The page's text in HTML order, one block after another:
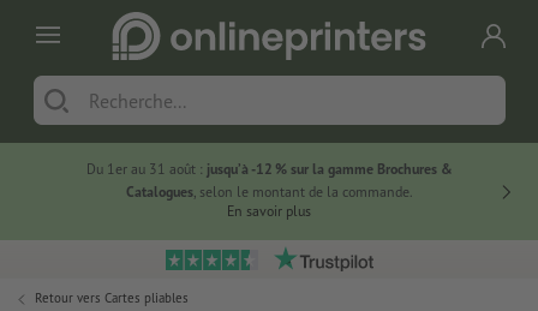
Du 1er au 31 août : jusqu’à -12 % sur la gamme Brochures &
Catalogues, selon le montant de la commande.
En savoir plus
Retour vers Cartes pliables